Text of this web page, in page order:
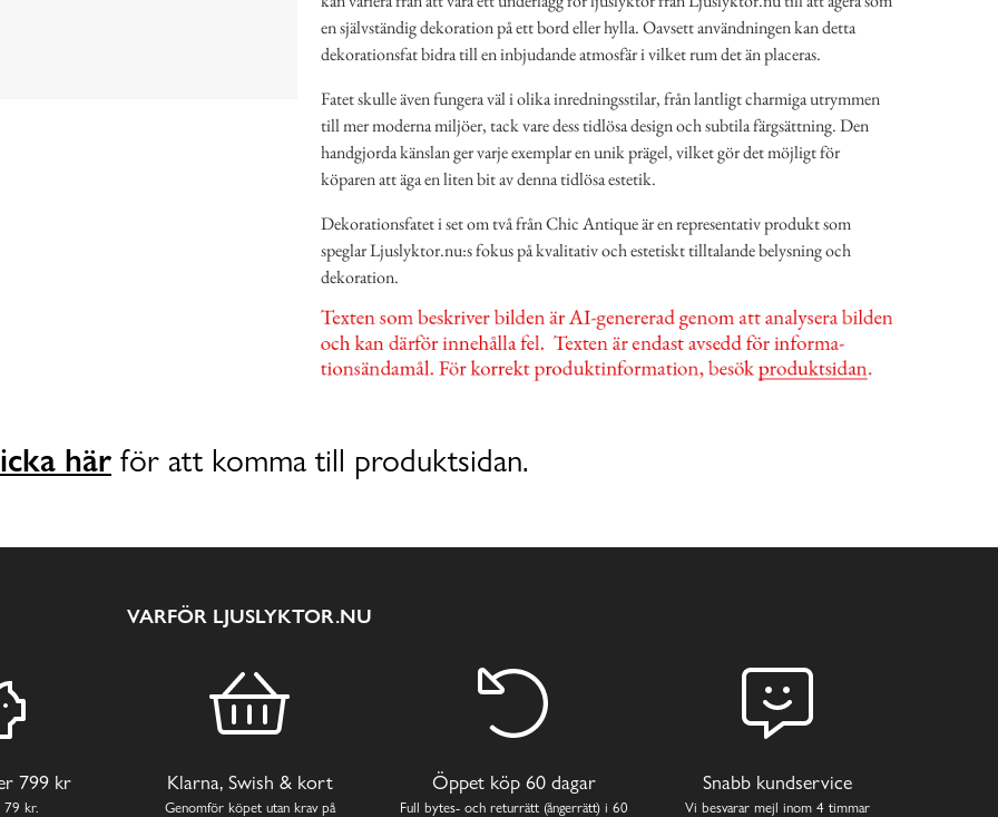
en självständig dekoration på ett bord eller hylla. Oavsett användningen kan detta
dekorationsfat bidra till en inbjudande atmosfär i vilket rum det än placeras.
Fatet skulle även fungera väl i olika inredningsstilar, från lantligt charmiga utrymmen
till mer moderna miljöer, tack vare dess tidlösa design och subtila färgsättning. Den
handgjorda känslan ger varje exemplar en unik prägel, vilket gör det möjligt för
köparen att äga en liten bit av denna tidlösa estetik.
Dekorationsfatet i set om två från Chic Antique är en representativ produkt som
speglar Ljuslyktor.nu:s fokus på kvalitativ och estetiskt tilltalande belysning och
dekoration.
här för att komma till produktsidan.
VARFÖR LJUSLYKTOR.NU
799 kr
79 kr.
Klarna, Swish & kort
Genomför köpet utan krav på
Öppet köp 60 dagar
Full bytes- och returrätt (ångerrätt) i 60
Snabb kundservice
Vi besvarar mejl inom 4 timmar